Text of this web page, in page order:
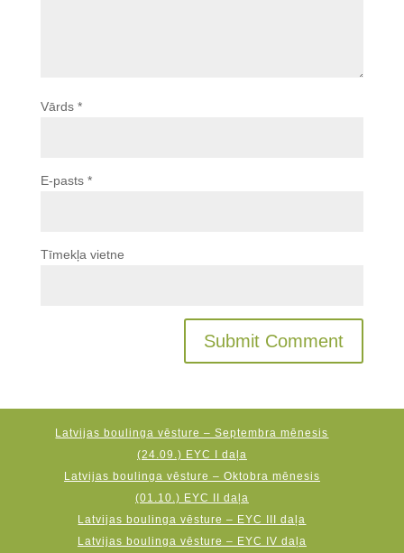
Vārds *
E-pasts *
Tīmekļa vietne
Latvijas boulinga vēsture – Septembra mēnesis
(24.09.) EYC I daļa
Latvijas boulinga vēsture – Oktobra mēnesis
(01.10.) EYC II daļa
Latvijas boulinga vēsture – EYC III daļa
Latvijas boulinga vēsture – EYC IV daļa